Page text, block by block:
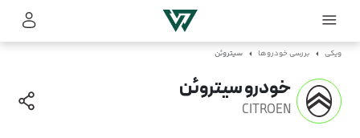
ویکی بررسی خودروها سیتروئن
خودرو سیتروئن
CITROEN